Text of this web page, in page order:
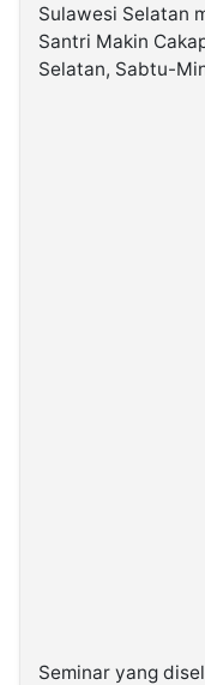
Kabarbaru.co
2026
Sulawesi Selatan
Santri Makin
Selatan, Sabtu-
Seminar yang